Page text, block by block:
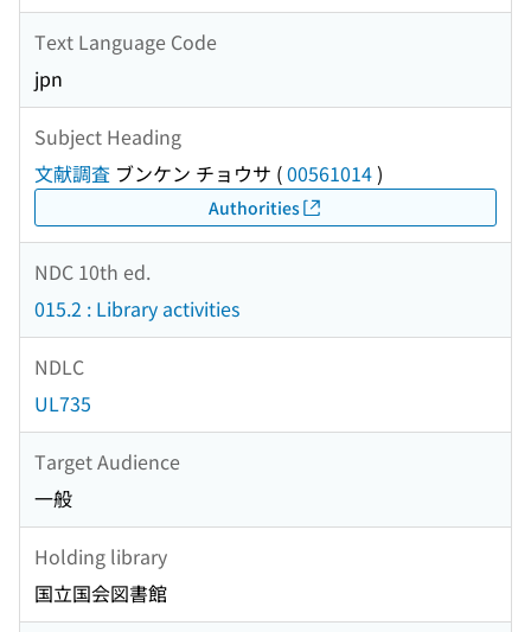
Text Language Code
jpn
Subject Heading
文献調査 ブンケン チョウサ (00561014)
Authorities
NDC 10th ed.
015.2 : Library activities
NDLC
UL735
Target Audience
一般
Holding library
国立国会図書館